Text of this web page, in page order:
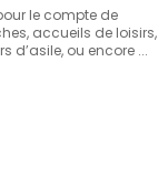
le compte de
accueils de loisirs,
d’asile, ou encore ...